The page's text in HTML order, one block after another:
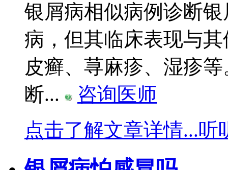
银屑病相似病例诊断
病，但其临床表现与
皮癣、荨麻疹、湿疹
断...
咨询医师
点击了解文章详情...听